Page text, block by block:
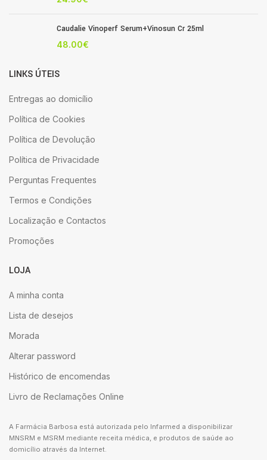
Caudalie Vinoperf Serum+Vinosun Cr 25ml
48.00€
LINKS ÚTEIS
Entregas ao domicílio
Política de Cookies
Política de Devolução
Política de Privacidade
Perguntas Frequentes
Termos e Condições
Localização e Contactos
Promoções
LOJA
A minha conta
Lista de desejos
Morada
Alterar password
Histórico de encomendas
Livro de Reclamações Online
A Farmácia Barbosa está autorizada pelo Infarmed a disponibilizar
MNSRM e MSRM mediante receita médica, e produtos de saúde ao
domicílio através da Internet.